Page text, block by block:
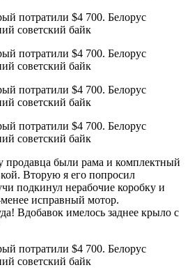
продавца были рама и комплектный
Вторую я его попросил
подкинул нерабочие коробку и
исправный мотор.
Вдобавок имелось заднее крыло с